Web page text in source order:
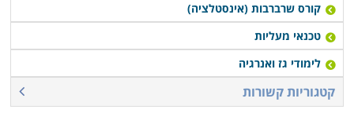
קורס שרברבות (אינסטלציה)
טכנאי מעליות
לימודי גז ואנרגיה
קטגוריות קשורות